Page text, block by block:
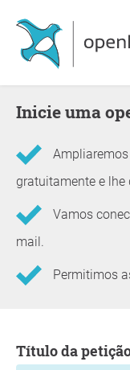
Inicie uma
gratuitamente e lhe
Vamos
mail.
Permitimos
Título da